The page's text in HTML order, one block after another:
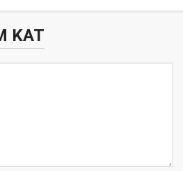
KAT